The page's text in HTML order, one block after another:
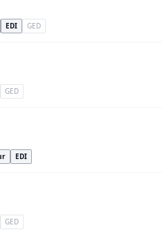
EDI GED
GED
EDI
GED